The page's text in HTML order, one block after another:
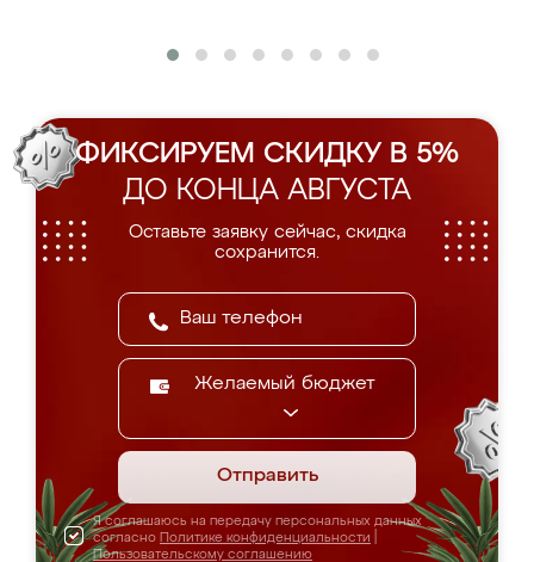
ФИКСИРУЕМ СКИДКУ В 5%
ДО КОНЦА АВГУСТА
Оставьте заявку сейчас, скидка
сохранится.
Желаемый бюджет
Отправить
Я соглашаюсь на передачу персональных данных
согласно Политике конфиденциальности
Пользовательскому соглашению